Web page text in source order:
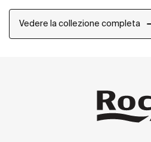
al servizio del benessere nella
elegante ed intelligente.
Vedere la collezione completa